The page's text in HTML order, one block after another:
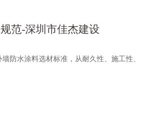
范-深圳市佳杰建设
防水涂料选材标准，从耐久性、施工性、